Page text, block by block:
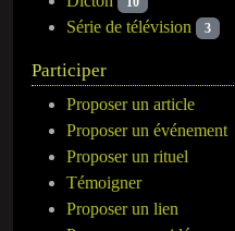
Série de télévision 3
Participer
Proposer un article
Proposer un événement
Proposer un rituel
Témoigner
Proposer un lien